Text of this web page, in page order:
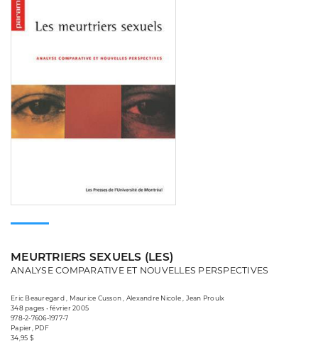
MEURTRIERS SEXUELS (LES)
ANALYSE COMPARATIVE ET NOUVELLES PERSPECTIVES
Eric Beauregard , Maurice Cusson , Alexandre Nicole , Jean Proulx
348 pages • février 2005
978-2-7606-1977-7
Papier, PDF
34,95 $